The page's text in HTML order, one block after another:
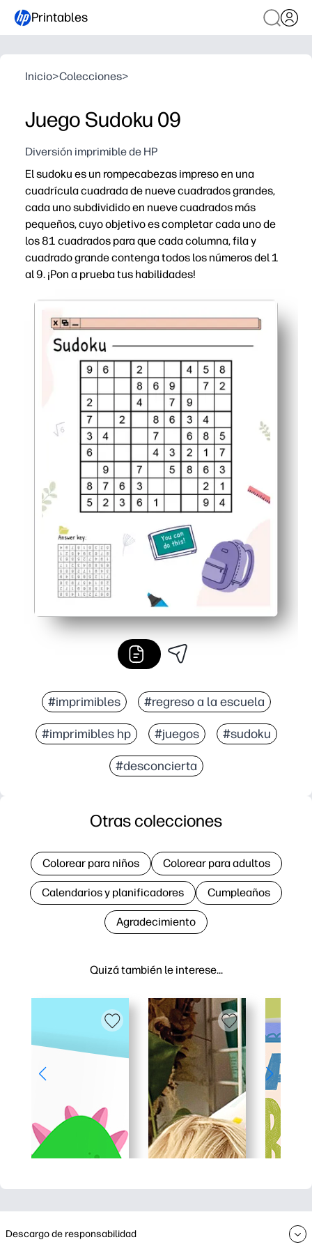
Printables
Inicio>Colecciones>
Juego Sudoku 09
Diversión imprimible de HP
El sudoku es un rompecabezas impreso en una
cuadrícula cuadrada de nueve cuadrados grandes,
cada uno subdividido en nueve cuadrados más
pequeños, cuyo objetivo es completar cada uno de
los 81 cuadrados para que cada columna, fila y
cuadrado grande contenga todos los números del 1
al 9. ¡Pon a prueba tus habilidades!
#imprimibles #regreso a la escuela
#imprimibles hp #juegos #sudoku
#desconcierta
Quizá también le interese…
Otras colecciones
Colorear para niños Colorear para adultos
Calendarios y planificadores Cumpleaños
Agradecimiento
Descargo de responsabilidad